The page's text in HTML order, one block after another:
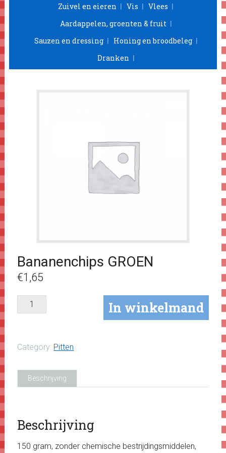
Zuivel en eieren
Vis
Vlees
Aardappelen, groenten & fruit
Sauzen en dressing
Honing en broodbeleg
Dranken
Bananenchips GROEN
€1,65
Bananenchips
GROEN
In winkelmand
Category: Pitten
Beschrijving
Beschrijving
150 gram, zonder chemische bestrijdingsmiddelen,